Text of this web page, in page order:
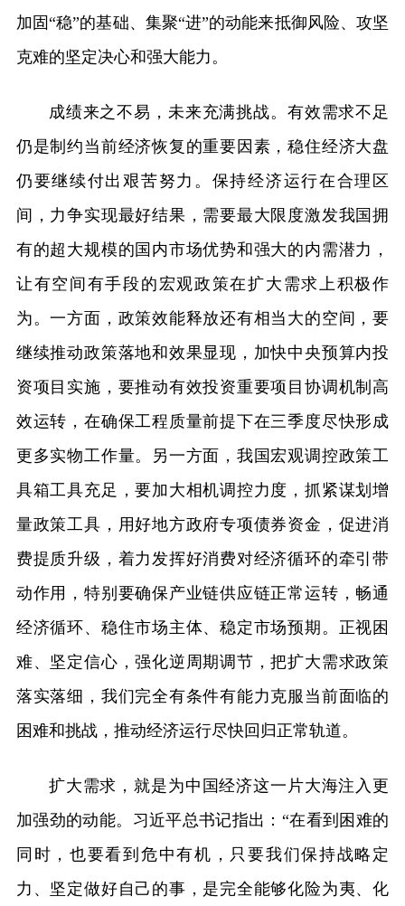
加固“稳”的基础、集聚“进”的动能来抵御风险、攻坚
克难的坚定决心和强大能力。
成绩来之不易，未来充满挑战。有效需求不足
仍是制约当前经济恢复的重要因素，稳住经济大盘
仍要继续付出艰苦努力。保持经济运行在合理区
间，力争实现最好结果，需要最大限度激发我国拥
有的超大规模的国内市场优势和强大的内需潜力，
让有空间有手段的宏观政策在扩大需求上积极作
为。一方面，政策效能释放还有相当大的空间，要
继续推动政策落地和效果显现，加快中央预算内投
资项目实施，要推动有效投资重要项目协调机制高
效运转，在确保工程质量前提下在三季度尽快形成
更多实物工作量。另一方面，我国宏观调控政策工
具箱工具充足，要加大相机调控力度，抓紧谋划增
量政策工具，用好地方政府专项债券资金，促进消
费提质升级，着力发挥好消费对经济循环的牵引带
动作用，特别要确保产业链供应链正常运转，畅通
经济循环、稳住市场主体、稳定市场预期。正视困
难、坚定信心，强化逆周期调节，把扩大需求政策
落实落细，我们完全有条件有能力克服当前面临的
困难和挑战，推动经济运行尽快回归正常轨道。
扩大需求，就是为中国经济这一片大海注入更
加强劲的动能。习近平总书记指出：“在看到困难的
同时，也要看到危中有机，只要我们保持战略定
力、坚定做好自己的事，是完全能够化险为夷、化